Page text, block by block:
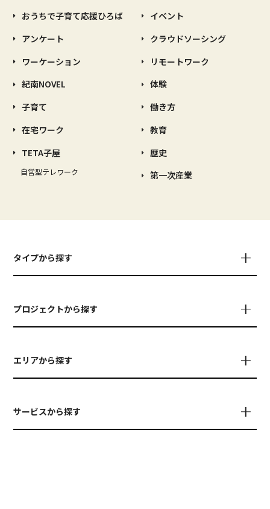
おうちで子育て応援ひろば
アンケート
ワーケーション
紀南NOVEL
子育て
在宅ワーク
TETA子屋
自営型テレワーク
イベント
クラウドソーシング
リモートワーク
体験
働き方
教育
歴史
第一次産業
タイプから探す
プロジェクトから探す
エリアから探す
サービスから探す